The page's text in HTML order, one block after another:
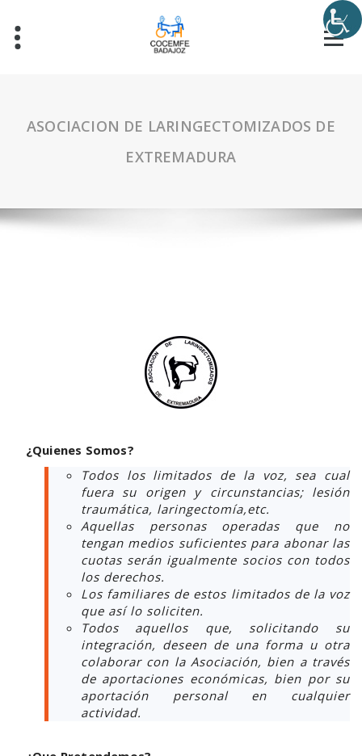
ASOCIACION DE LARINGECTOMIZADOS DE
EXTREMADURA
¿Quienes Somos?
Todos los limitados de la voz, sea cual
fuera su origen y circunstancias; lesión
traumática, laringectomía,etc.
Aquellas personas operadas que no
tengan medios suficientes para abonar las
cuotas serán igualmente socios con todos
los derechos.
Los familiares de estos limitados de la voz
que así lo soliciten.
Todos aquellos que, solicitando su
integración, deseen de una forma u otra
colaborar con la Asociación, bien a través
de aportaciones económicas, bien por su
aportación personal en cualquier
actividad.